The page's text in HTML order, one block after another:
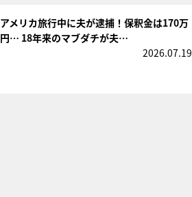
アメリカ旅行中に夫が逮捕！保釈金は170万
円… 18年来のマブダチが夫…
2026.07.19